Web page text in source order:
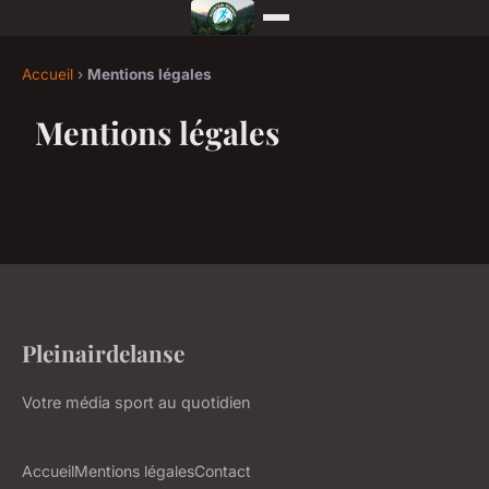
Accueil › Mentions légales
Mentions légales
Pleinairdelanse
Votre média sport au quotidien
AccueilMentions légalesContact